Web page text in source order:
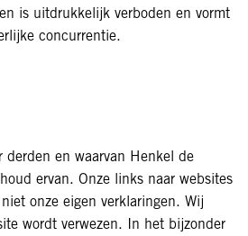
is uitdrukkelijk verboden en vormt
concurrentie.
en waarvan Henkel de
ervan. Onze links naar websites
onze eigen verklaringen. Wij
wordt verwezen. In het bijzonder